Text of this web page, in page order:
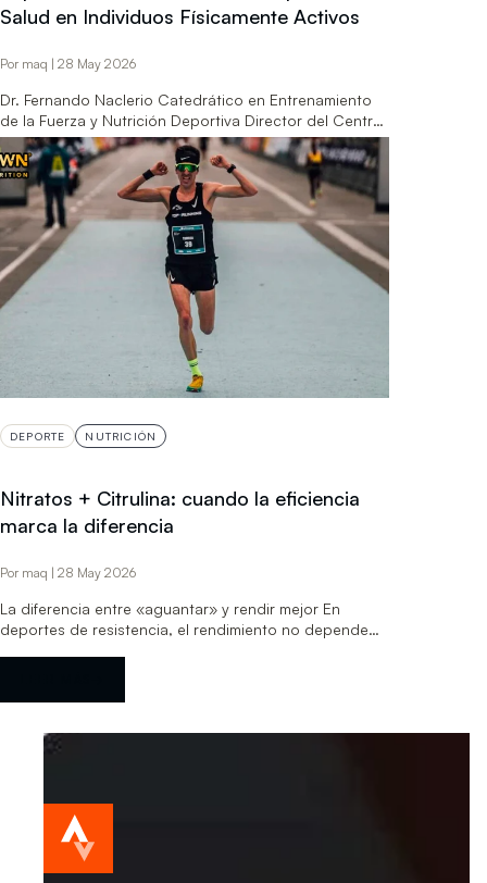
Salud en Individuos Físicamente Activos
Por maq | 28 May 2026
Dr. Fernando Naclerio Catedrático en Entrenamiento
de la Fuerza y Nutrición Deportiva Director del Centro:
Centre for Exercise Activity…
LEER MÁS
DEPORTE NUTRICIÓN
Nitratos + Citrulina: cuando la eficiencia
marca la diferencia
Por maq | 28 May 2026
La diferencia entre «aguantar» y rendir mejor En
deportes de resistencia, el rendimiento no depende